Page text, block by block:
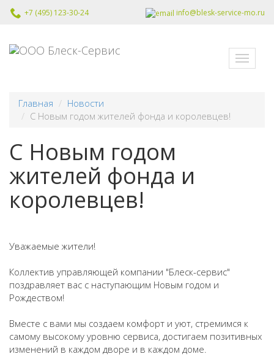
+7 (495) 123-30-24 info@blesk-service-mo.ru
Меню
Главная
Новости
C Новым годом жителей фонда и королевцев!
C Новым годом
жителей фонда и
королевцев!
Уважаемые жители!
Коллектив управляющей компании "Блеск-сервис"
поздравляет вас с наступающим Новым годом и
Рождеством!
Вместе с вами мы создаем комфорт и уют, стремимся к
самому высокому уровню сервиса, достигаем позитивных
изменений в каждом дворе и в каждом доме.